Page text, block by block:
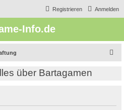
Anmelden
Registrieren
Info.de
über Bartagamen